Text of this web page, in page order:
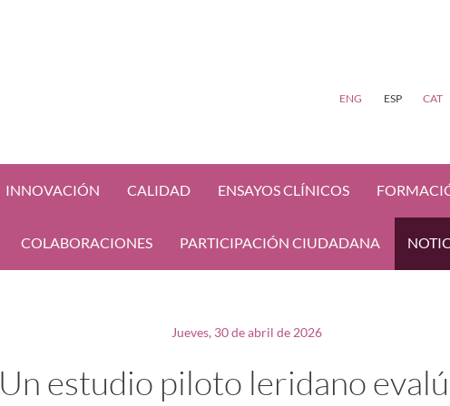
ENG ESP CAT
INNOVACIÓN CALIDAD ENSAYOS CLÍNICOS
COLABORACIONES PARTICIPACIÓN CIUDADANA
Jueves, 30 de abril de 2026
Un estudio piloto leridano